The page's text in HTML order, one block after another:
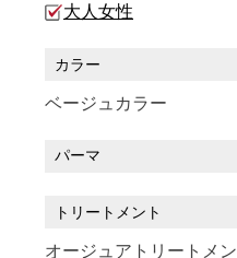
大人女性
カラー
ベージュカラー
パーマ
トリートメント
オージュアトリートメ